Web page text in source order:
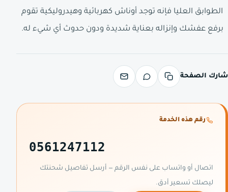
الطوابق العليا فإنه توجد أوناش كهربائية وهيدروليكية تقوم
برفع عفشك وإنزاله بعناية شديدة ودون حدوث أي شيء له.
شارك الصفحة
رقم هذه الخدمة
0561247112
اتصال أو واتساب على نفس الرقم — أرسل تفاصيل شحنتك
ليصلك تسعير أدق.